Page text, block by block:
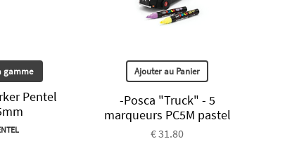
gamme
Pentel
Ajouter au Panier
-Posca "Truck" - 5
marqueurs PC5M pastel
€ 31.80